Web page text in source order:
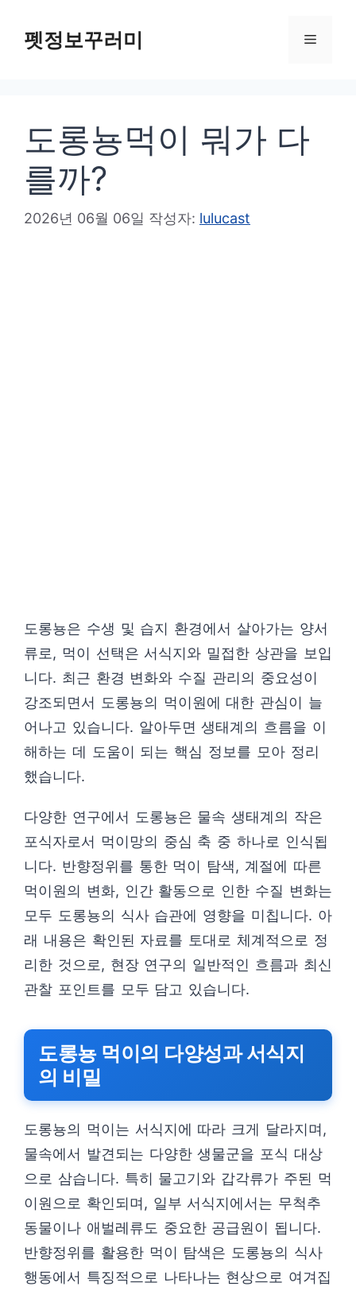
펫정보꾸러미 메
도롱뇽먹이 뭐가 다
를까?
2026년 06월 06일 작성자: lulucast
도롱뇽은 수생 및 습지 환경에서 살아가는 양서
류로, 먹이 선택은 서식지와 밀접한 상관을 보입
니다. 최근 환경 변화와 수질 관리의 중요성이
강조되면서 도롱뇽의 먹이원에 대한 관심이 늘
어나고 있습니다. 알아두면 생태계의 흐름을 이
해하는 데 도움이 되는 핵심 정보를 모아 정리
했습니다.
다양한 연구에서 도롱뇽은 물속 생태계의 작은
포식자로서 먹이망의 중심 축 중 하나로 인식됩
니다. 반향정위를 통한 먹이 탐색, 계절에 따른
먹이원의 변화, 인간 활동으로 인한 수질 변화는
모두 도롱뇽의 식사 습관에 영향을 미칩니다. 아
래 내용은 확인된 자료를 토대로 체계적으로 정
리한 것으로, 현장 연구의 일반적인 흐름과 최신
관찰 포인트를 모두 담고 있습니다.
도롱뇽 먹이의 다양성과 서식지
의 비밀
도롱뇽의 먹이는 서식지에 따라 크게 달라지며,
물속에서 발견되는 다양한 생물군을 포식 대상
으로 삼습니다. 특히 물고기와 갑각류가 주된 먹
이원으로 확인되며, 일부 서식지에서는 무척추
동물이나 애벌레류도 중요한 공급원이 됩니다.
반향정위를 활용한 먹이 탐색은 도롱뇽의 식사
행동에서 특징적으로 나타나는 현상으로 여겨집